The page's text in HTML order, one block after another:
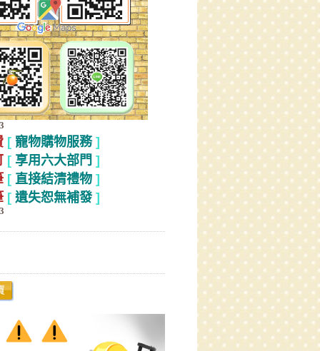
[ 寵物購物服務]
[ 享用六大部門 ]
[ 直接結清禮物 ]
[遺失恕無補發]